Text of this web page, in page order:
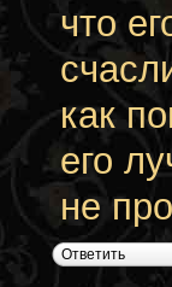
что
как
его
не
Ответить